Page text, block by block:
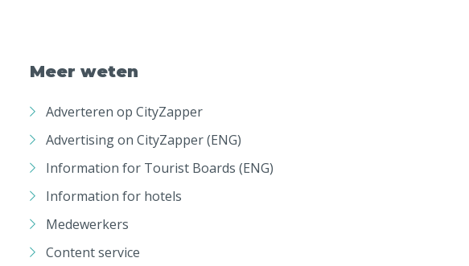
Meer weten
Adverteren op CityZapper
Advertising on CityZapper (ENG)
Information for Tourist Boards (ENG)
Information for hotels
Medewerkers
Content service